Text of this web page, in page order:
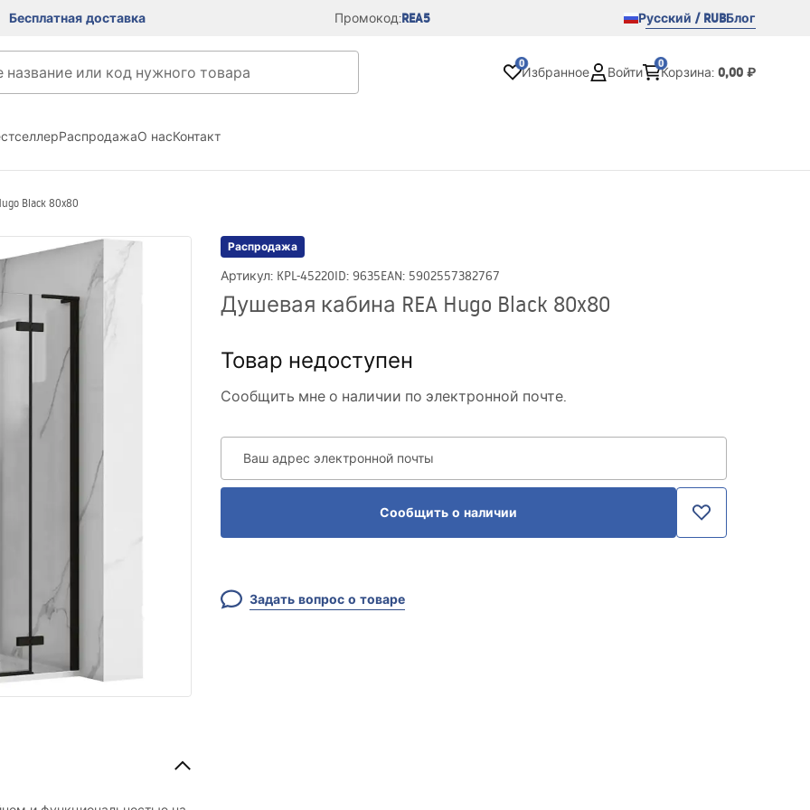
Бесплатная доставка Промокод:REA5 Русский / RUBБлог
0
Избранное Войти
0
Корзина: 0,00 ₽
РаспродажаО насКонтакт
Black 80x80
Распродажа
Артикул: KPL-45220ID: 9635EAN: 5902557382767
Душевая кабина REA Hugo Black 80x80
Товар недоступен
Сообщить мне о наличии по электронной почте.
Ваш адрес электронной почты
Сообщить о наличии
Задать вопрос о товаре